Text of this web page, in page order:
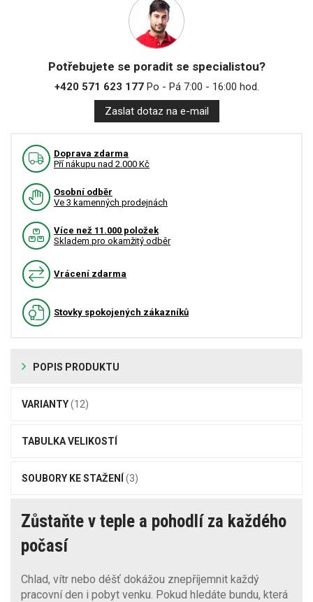
Potřebujete se poradit se specialistou?
+420 571 623 177Po - Pá 7:00 - 16:00 hod.
Zaslat dotaz na e-mail
Doprava zdarma
Pří nákupu nad 2.000 Kč
Osobní odběr
Ve 3 kamenných prodejnách
Více než 11.000 položek
Skladem pro okamžitý odběr
Vrácení zdarma
Stovky spokojených zákazníků
POPIS PRODUKTU
VARIANTY(12)
TABULKA VELIKOSTÍ
SOUBORY KE STAŽENÍ (3)
Zůstaňte v teple a pohodlí za každého
počasí
Chlad, vítr nebo déšť dokážou znepříjemnit každý
pracovní den i pobyt venku. Pokud hledáte bundu, která